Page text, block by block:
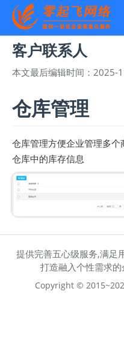
客户联系人
本文最后编辑时间： 2025-
仓库管理
仓库管理方便企业管理多
仓库中的库存信息
提供完善五心级服务,满足
打造融入个性需求的
Copyright ©